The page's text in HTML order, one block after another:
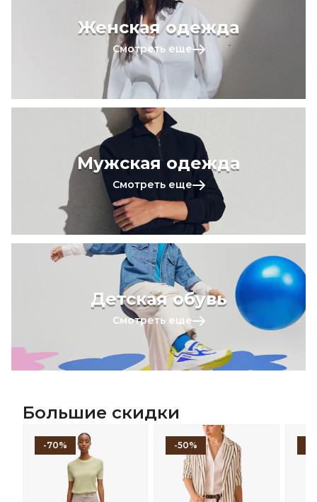
Женская одежда
Смотреть еще
Мужская одежда
Смотреть еще
Детская обувь
Смотреть еще
Большие скидки
-70% -50%